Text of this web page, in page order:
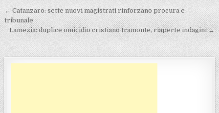
Navigazione articoli
← Catanzaro: sette nuovi magistrati rinforzano procura e
tribunale
Lamezia: duplice omicidio cristiano tramonte, riaperte indagini →